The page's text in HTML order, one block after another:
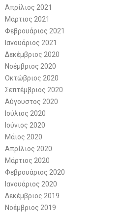
Απρίλιος 2021
Μάρτιος 2021
Φεβρουάριος 2021
Ιανουάριος 2021
Δεκέμβριος 2020
Νοέμβριος 2020
Οκτώβριος 2020
Σεπτέμβριος 2020
Αύγουστος 2020
Ιούλιος 2020
Ιούνιος 2020
Μάιος 2020
Απρίλιος 2020
Μάρτιος 2020
Φεβρουάριος 2020
Ιανουάριος 2020
Δεκέμβριος 2019
Νοέμβριος 2019